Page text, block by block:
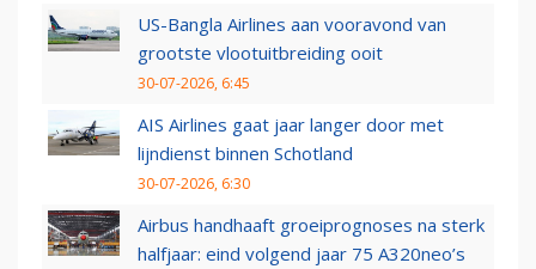
US-Bangla Airlines aan vooravond van
grootste vlootuitbreiding ooit
30-07-2026, 6:45
AIS Airlines gaat jaar langer door met
lijndienst binnen Schotland
30-07-2026, 6:30
Airbus handhaaft groeiprognoses na sterk
halfjaar: eind volgend jaar 75 A320neo’s